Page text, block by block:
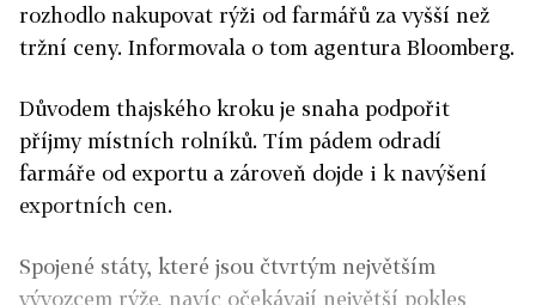
rozhodlo nakupovat rýži od farmářů za vyšší než
tržní ceny. Informovala o tom agentura Bloomberg.
Důvodem thajského kroku je snaha podpořit
příjmy místních rolníků. Tím pádem odradí
farmáře od exportu a zároveň dojde i k navýšení
exportních cen.
Spojené státy, které jsou čtvrtým největším
vývozcem rýže, navíc očekávají největší pokles